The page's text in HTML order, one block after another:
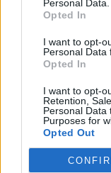
Personal Data.
Opted In
I want to opt-
Personal Data
Opted In
I want to opt-
Retention,
Personal Data
Purposes for
Opted Out
LG CHANNELS
GLOBALE E
POLONIA